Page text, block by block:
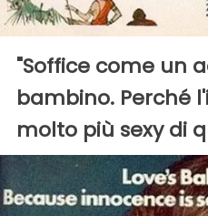
"Soffice come un
bambino. Perché
molto più sexy di